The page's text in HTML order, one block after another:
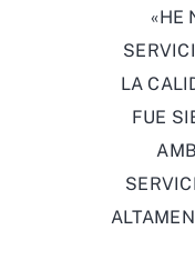
«HE
LA
FUE